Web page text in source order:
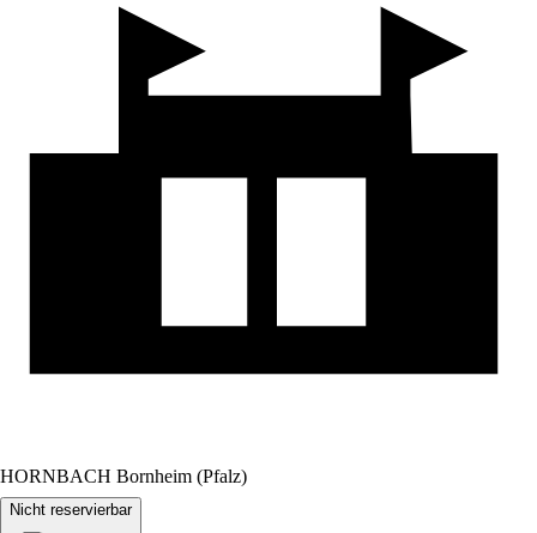
HORNBACH Bornheim (Pfalz)
Nicht reservierbar